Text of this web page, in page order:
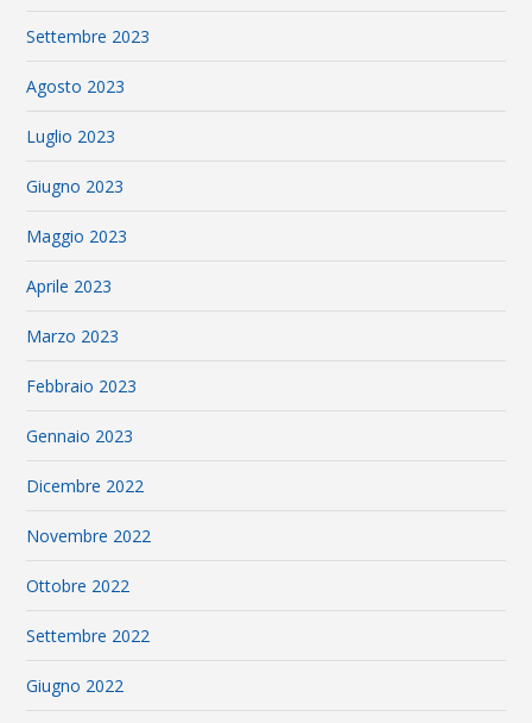
Settembre 2023
Agosto 2023
Luglio 2023
Giugno 2023
Maggio 2023
Aprile 2023
Marzo 2023
Febbraio 2023
Gennaio 2023
Dicembre 2022
Novembre 2022
Ottobre 2022
Settembre 2022
Giugno 2022